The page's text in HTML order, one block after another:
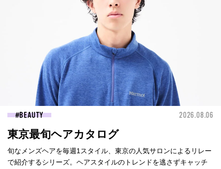
BEAUTY 2026.08.06
東京最旬ヘアカタログ
旬なメンズヘアを毎週1スタイル、東京の人気サロンによるリレー
で紹介するシリーズ。ヘアスタイルのトレンドを逃さずキャッチ